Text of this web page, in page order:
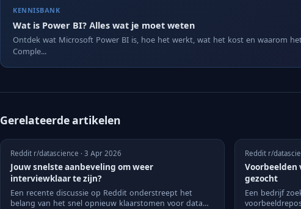
KENNISBANK
Wat is Power BI? Alles wat je moet weten
Ontdek wat Microsoft Power BI is, hoe het werkt, wat het kost en waarom
Comple...
Gerelateerde artikelen
Reddit r/datascience · 3 Apr 2026
Jouw snelste aanbeveling om weer
interviewklaar te zijn?
Een recente discussie op Reddit onderstreept het
belang van het snel opnieuw klaarstomen voor data
Reddit r/
Voorbeelden
gezocht
Een bedrijf